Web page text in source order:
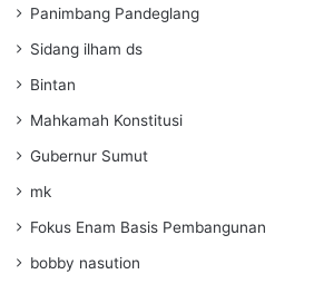
Panimbang Pandeglang
Sidang ilham ds
Bintan
Mahkamah Konstitusi
Gubernur Sumut
mk
Fokus Enam Basis Pembangunan
bobby nasution